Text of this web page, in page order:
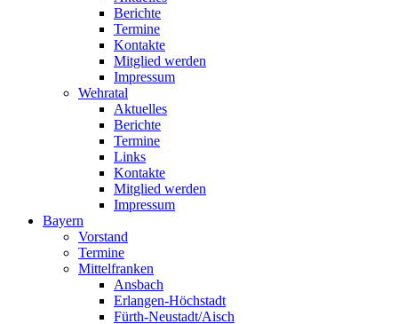
Berichte
Termine
Kontakte
Mitglied werden
Impressum
Wehratal
Aktuelles
Berichte
Termine
Links
Kontakte
Mitglied werden
Impressum
Bayern
Vorstand
Termine
Mittelfranken
Ansbach
Erlangen-Höchstadt
Fürth-Neustadt/Aisch